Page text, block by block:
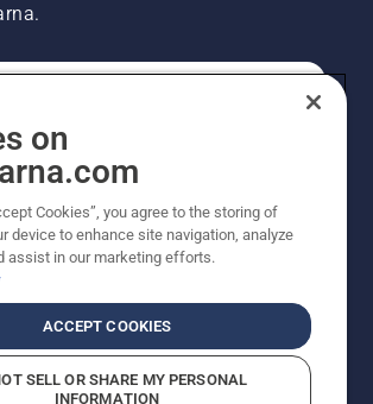
PROFESJONALISTA
on
Cookies”, you agree to the storing of
device to enhance site navigation, analyze
assist in our marketing efforts.
ACCEPT COOKIES
SELL OR SHARE MY PERSONAL
INFORMATION